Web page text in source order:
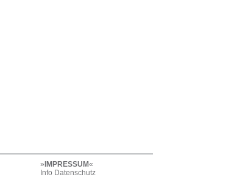
» IMPRESSUM«
Info Datenschutz